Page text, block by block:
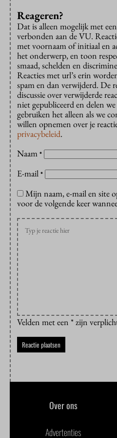
Reageren?
Dat is alleen mogelijk met
verbonden aan de VU.
met voornaam of initiaal en
het onderwerp, en toon
smaad, schelden en
Reacties met url’s erin
spam en dan verwijderd. De
discussie over verwijderde
niet gepubliceerd en delen
gebruiken het alleen als we
willen opnemen over je
privacybeleid.
Naam *
E-mail *
Mijn naam, e-mail en site
voor de volgende keer
Velden met een * zijn
Over ons
Advertenties